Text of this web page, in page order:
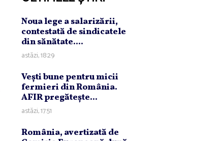
Noua lege a salarizării,
contestată de sindicatele
din sănătate....
astăzi, 18:29
Veşti bune pentru micii
fermieri din România.
AFIR pregăteşte...
astăzi, 17:51
România, avertizată de